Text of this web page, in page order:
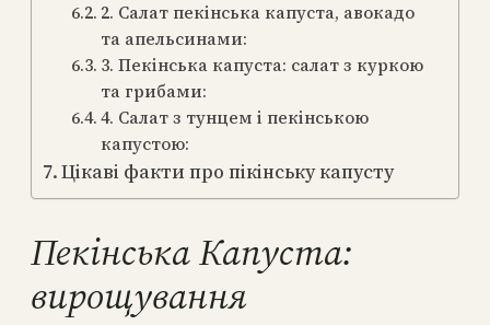
2. Салат пекінська капуста, авокадо
та апельсинами:
3. Пекінська капуста: салат з куркою
та грибами:
4. Салат з тунцем і пекінською
капустою:
Цікаві факти про пікінську капусту
Пекінська Капуста:
вирощування